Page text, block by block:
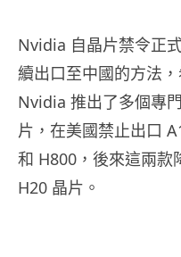
Nvidia 自晶片禁令正
續出口至中國的方法
Nvidia 推出了多個專
片，在美國禁止出口
和 H800，後來這兩款
H20 晶片。